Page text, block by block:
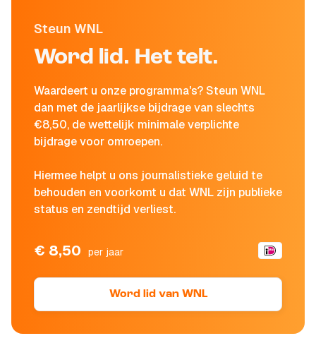
Steun WNL
Word lid. Het telt.
Waardeert u onze programma's? Steun WNL
dan met de jaarlijkse bijdrage van slechts
€8,50, de wettelijk minimale verplichte
bijdrage voor omroepen.
Hiermee helpt u ons journalistieke geluid te
behouden en voorkomt u dat WNL zijn publieke
status en zendtijd verliest.
€ 8,50 per jaar
Word lid van WNL